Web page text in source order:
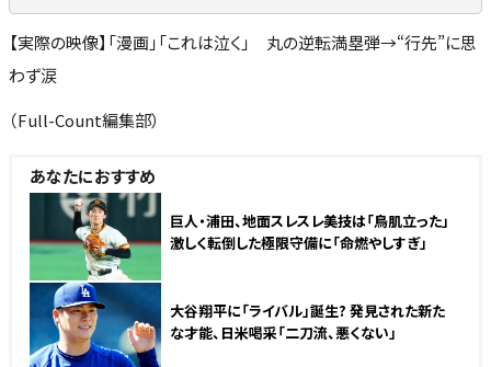
【実際の映像】「漫画」「これは泣く」 丸の逆転満塁弾→“行先”に思
わず涙
（Full-Count編集部）
あなたにおすすめ
巨人・浦田、地面スレスレ美技は「鳥肌立った」
激しく転倒した極限守備に「命燃やしすぎ」
大谷翔平に「ライバル」誕生? 発見された新た
な才能、日米喝采「二刀流、悪くない」